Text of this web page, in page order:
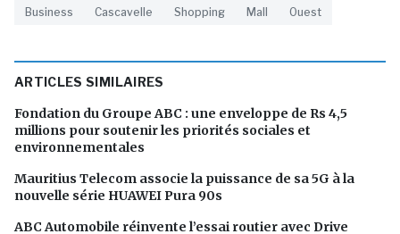
Business Cascavelle Shopping Mall Ouest
ARTICLES SIMILAIRES
Fondation du Groupe ABC : une enveloppe de Rs 4,5
millions pour soutenir les priorités sociales et
environnementales
Mauritius Telecom associe la puissance de sa 5G à la
nouvelle série HUAWEI Pura 90s
ABC Automobile réinvente l’essai routier avec Drive